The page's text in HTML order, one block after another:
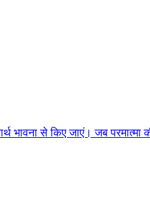
भावना से किए जाएं। जब